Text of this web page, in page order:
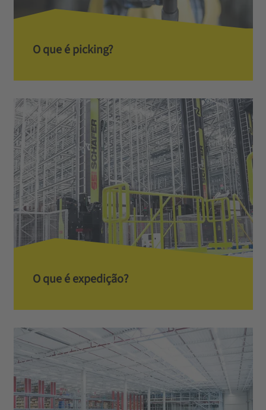
O que é picking?
O que é expedição?